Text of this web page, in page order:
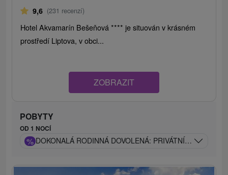
9,6 (231 recenzí)
Hotel Akvamarín Bešeňová **** je situován v krásném
prostředí Liptova, v obci...
ZOBRAZIT
POBYTY
OD 1 NOCÍ
% DOKONALÁ RODINNÁ DOVOLENÁ: PRIVÁTNÍ BAZÉN,